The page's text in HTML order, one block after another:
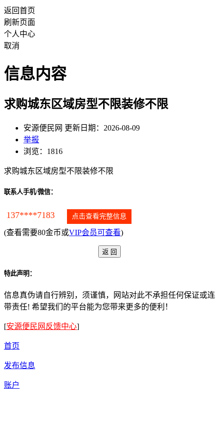
返回首页
刷新页面
个人中心
取消
信息内容
求购城东区域房型不限装修不限
安源便民网 更新日期：2026-08-09
举报
浏览：1816
求购城东区域房型不限装修不限
联系人手机/微信：
137****7183 点击查看完整信息
(查看需要80金币或VIP会员可查看)
特此声明：
信息真伪请自行辨别，须谨慎，网站对此不承担任何保证或连
带责任! 希望我们的平台能为您带来更多的便利！
[安源便民网反馈中心]
首页
发布信息
账户